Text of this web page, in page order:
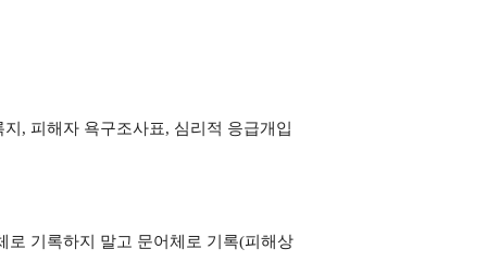
, 피해자 욕구조사표, 심리적 응급개입
로 기록하지 말고 문어체로 기록(피해상